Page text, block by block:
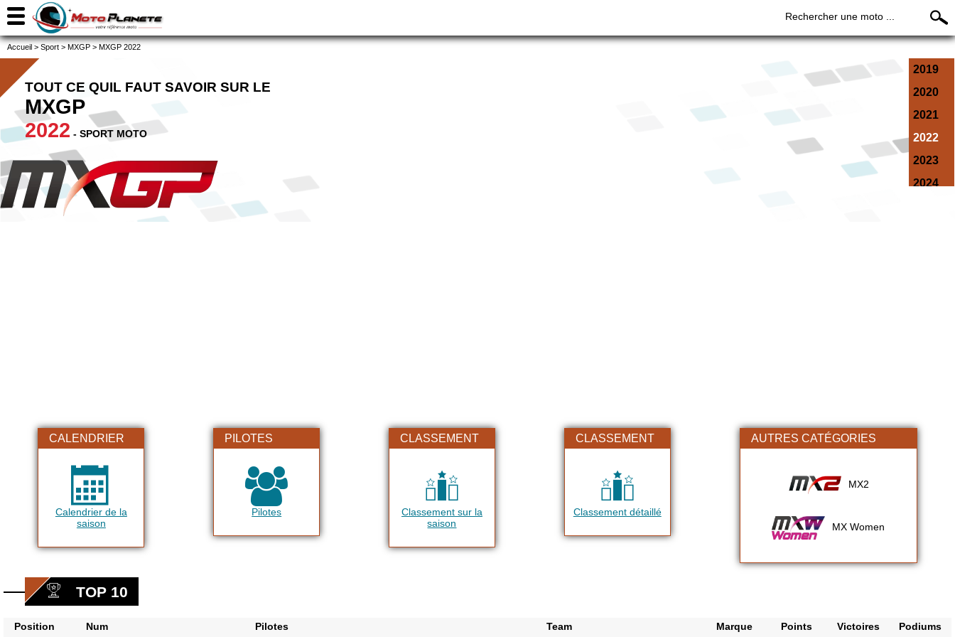
Rechercher une moto ...
Accueil > Sport > MXGP > MXGP 2022
2019
2020
2021
2022
2023
2024
TOUT CE QUIL FAUT SAVOIR SUR LE
MXGP
2022 - SPORT MOTO
CALENDRIER
Calendrier de la
saison
PILOTES
Pilotes
CLASSEMENT
Classement sur la
saison
CLASSEMENT
Classement détaillé
AUTRES CATÉGORIES
MX2
MX Women
TOP 10
Position Num Pilotes Team Marque Points Victoires Podiums